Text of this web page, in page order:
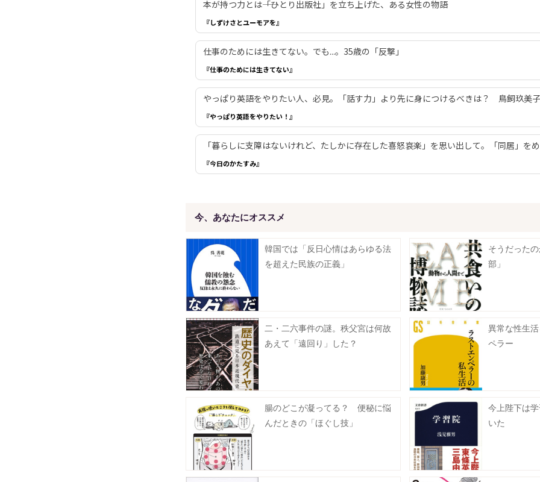
本が持つ力とは――「ひとり出版社」を立ち上げた、ある女性の物語
『しずけさとユーモアを』
仕事のためには生きてない。でも...。35歳の「反撃」
『仕事のためには生きてない』
やっぱり英語をやりたい人、必見。「話す力」より先に身につけるべきは？ 鳥飼玖美
『やっぱり英語をやりたい！』
「暮らしに支障はないけれど、たしかに存在した喜怒哀楽」を思い出して。「同居」を
『今日のかたすみ』
今、あなたにオススメ
韓国では「反日心情はあらゆる法
を超えた民族の正義」
そうだった
部」
二・二六事件の謎。秩父宮は何故
あえて「遠回り」した？
異常な性生
ペラー
腸のどこが凝ってる？ 便秘に悩
んだときの「ほぐし技」
今上陛下は
いた